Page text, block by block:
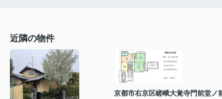
近隣の物件
京都市右京区嵯峨大覚寺門前堂ノ